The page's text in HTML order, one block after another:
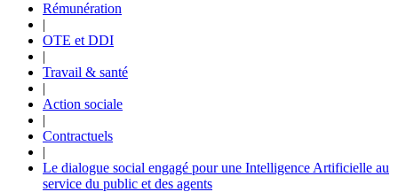
Rémunération
|
OTE et DDI
|
Travail & santé
|
Action sociale
|
Contractuels
|
Le dialogue social engagé pour une Intelligence Artificielle au
service du public et des agents